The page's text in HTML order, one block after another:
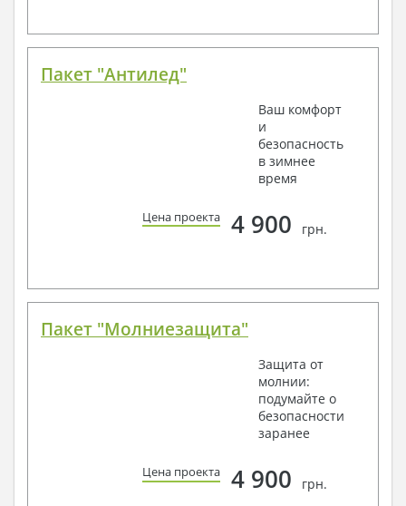
Пакет "Антилед"
Ваш комфорт
и
безопасность
в зимнее
время
Цена проекта 4 900 грн.
Пакет "Молниезащита"
Защита от
молнии:
подумайте о
безопасности
заранее
Цена проекта 4 900 грн.